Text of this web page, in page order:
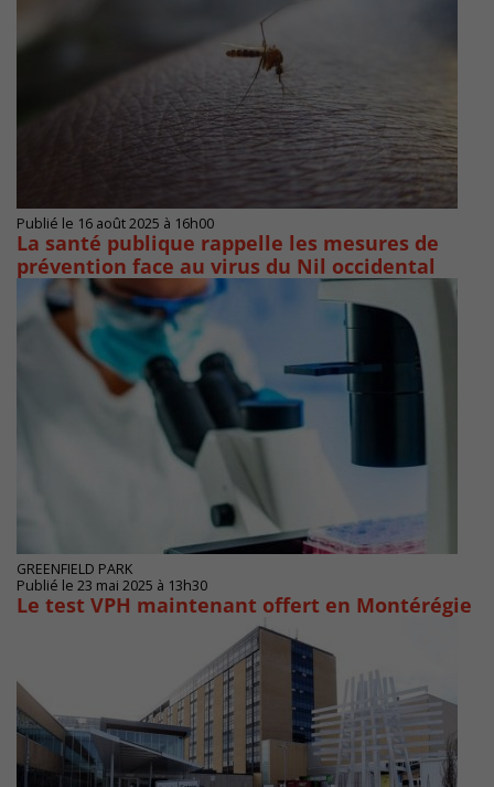
Publié le 16 août 2025 à 16h00
La santé publique rappelle les mesures de
prévention face au virus du Nil occidental
GREENFIELD PARK
Publié le 23 mai 2025 à 13h30
Le test VPH maintenant offert en Montérégie